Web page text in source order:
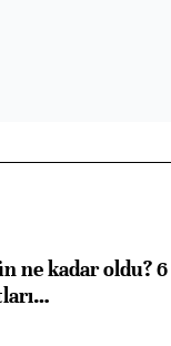
ne kadar oldu? 6